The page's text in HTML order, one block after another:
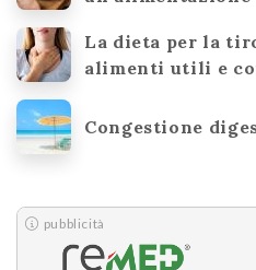
La dieta per la
alimenti utili e
Congestione
pubblicità